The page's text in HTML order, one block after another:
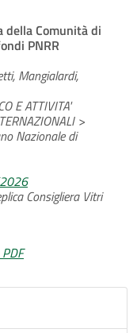
della Comunità di
PNRR
Mangialardi,
E ATTIVITA'
>
Nazionale di
Consigliera Vitri